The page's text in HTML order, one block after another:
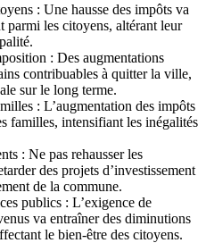
: Une hausse des impôts va
parmi les citoyens, altérant leur
: Des augmentations
contribuables à quitter la ville,
sur le long terme.
: L’augmentation des impôts
familles, intensifiant les inégalités
: Ne pas rehausser les
des projets d’investissement
de la commune.
publics : L’exigence de
va entraîner des diminutions
le bien-être des citoyens.